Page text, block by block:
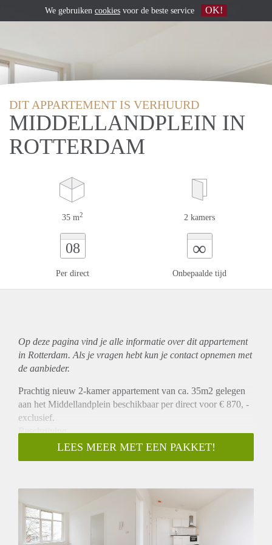
DIT APPARTEMENT IS VERHUURD
MIDDELLANDPLEIN IN
ROTTERDAM
35 m2 2 kamers
08
Per direct
∞
Onbepaalde tijd
Op deze pagina vind je alle informatie over ditappartement
in Rotterdam. Als je vragen hebt kun je contact opnemen met
de aanbieder.
Prachtig nieuw 2-kamer appartement van ca. 35m2 gelegen
aan het Middellandplein beschikbaar per direct voor € 870, -
exclusief.
Beschrijving
Dit prachtige appartement is gelegen op de eerste verdieping
aan de achterzijde. Het appartement heeft een woonkamer
slaapkamer en een badkamer met douche en wastafel. Er is
een apart toilet. Alle appartementen worden voorzien van een
mooie vloer en zonwering.
Plaats
LEES MEER MET EEN PAKKET!
We gebruiken cookies voor de beste service OK!